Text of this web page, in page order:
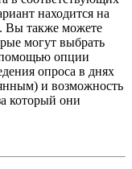
находится на
Вы также можете
могут выбрать
помощью опции
опроса в днях
и возможность
который они